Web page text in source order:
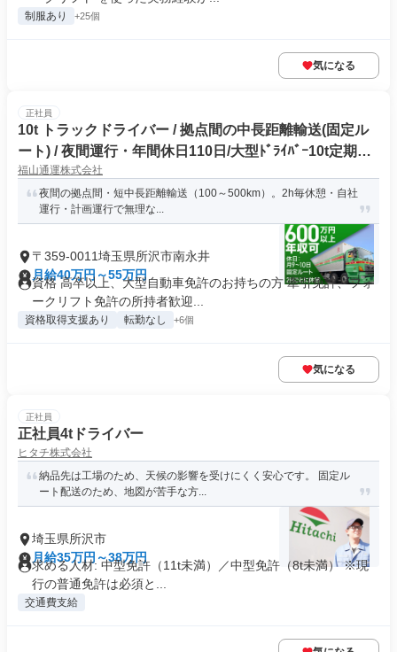
制服あり +25個
気になる
正社員
10t トラックドライバー / 拠点間の中長距離輸送(固定ル
ート) / 夜間運行・年間休日110日/大型ﾄﾞﾗｲﾊﾞｰ10t定期夜
間幹線便(正社員)
福山通運株式会社
夜間の拠点間・短中長距離輸送（100～500km）。2h毎休憩・自社
運行・計画運行で無理な...
〒359-0011埼玉県所沢市南永井
月給40万円～55万円
資格 高卒以上、大型自動車免許のお持ちの方 牽引免許、フォ
ークリフト免許の所持者歓迎...
資格取得支援あり 転勤なし +6個
気になる
正社員
正社員4tドライバー
ヒタチ株式会社
納品先は工場のため、天候の影響を受けにくく安心です。 固定ル
ート配送のため、地図が苦手な方...
埼玉県所沢市
月給35万円～38万円
求める人材: 中型免許（11t未満）／中型免許（8t未満） ※現
行の普通免許は必須と...
交通費支給